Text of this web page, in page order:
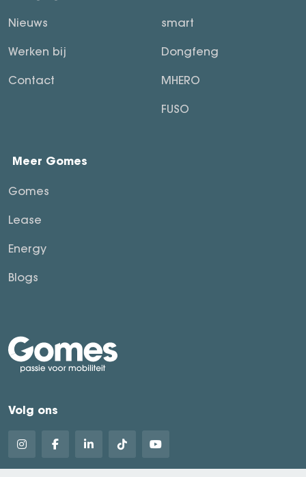
Nieuws
Werken bij
Contact
smart
Dongfeng
MHERO
FUSO
Meer Gomes
Gomes
Lease
Energy
Blogs
Volg ons